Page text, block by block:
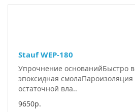
Stauf WEP-180
Упрочнение основанийБыстро
эпоксидная смолаПароизоляция
остаточной вла..
9650р.